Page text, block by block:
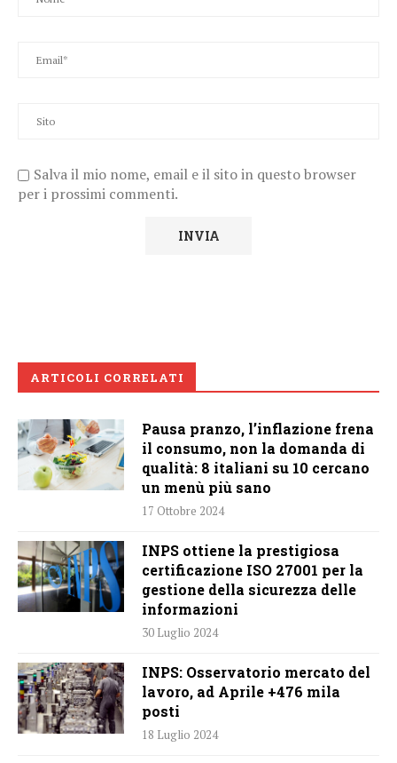
Salva il mio nome, email e il sito in questo browser
per i prossimi commenti.
ARTICOLI CORRELATI
Pausa pranzo, l’inflazione frena
il consumo, non la domanda di
qualità: 8 italiani su 10 cercano
un menù più sano
17 Ottobre 2024
INPS ottiene la prestigiosa
certificazione ISO 27001 per la
gestione della sicurezza delle
informazioni
30 Luglio 2024
INPS: Osservatorio mercato del
lavoro, ad Aprile +476 mila
posti
18 Luglio 2024